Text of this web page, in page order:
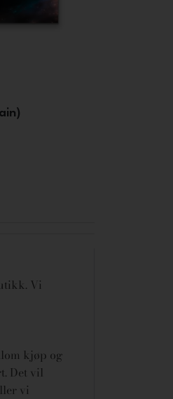
Vi
kjøp og
Det vil
vi